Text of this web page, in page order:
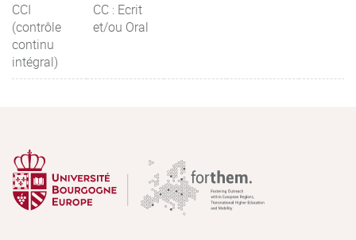
CCI
(contrôle
continu
intégral)
CC : Ecrit
et/ou Oral